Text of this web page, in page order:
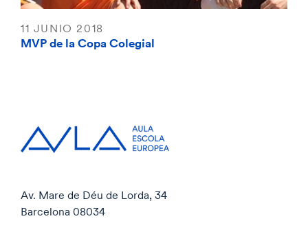
11 JUNIO 2018
MVP de la Copa Colegial
Av. Mare de Déu de Lorda, 34
Barcelona 08034